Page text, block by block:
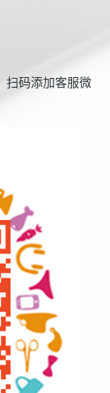
扫码添加客服微